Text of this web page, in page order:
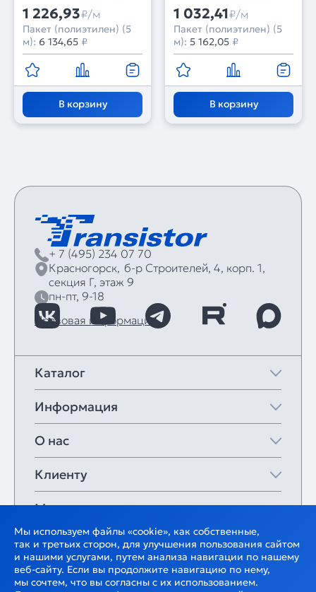
1 226,93₽/м
Пакет (полиэтилен) (5
м): 6 134,65 ₽
В корзину
1 032,41₽/м
Пакет (полиэтилен) (5
м): 5 162,05 ₽
В корзину
+ 7 (495) 234 07 70
Красногорск, б‑р Строителей, 4, корп. 1,
секция Г, этаж 9
пн-пт, 9-18
Правовая информация
Каталог
Информация
О нас
Клиенту
Мои закладки
Мы используем файлы «cookie», как собственные,
так и третьих сторон, для улучшения пользования сайтом
и нашими услугами, путем анализа навигации по нашему
веб-сайту. Если вы продолжите навигацию по нему,
мы сочтем, что вы согласны с их использованием.